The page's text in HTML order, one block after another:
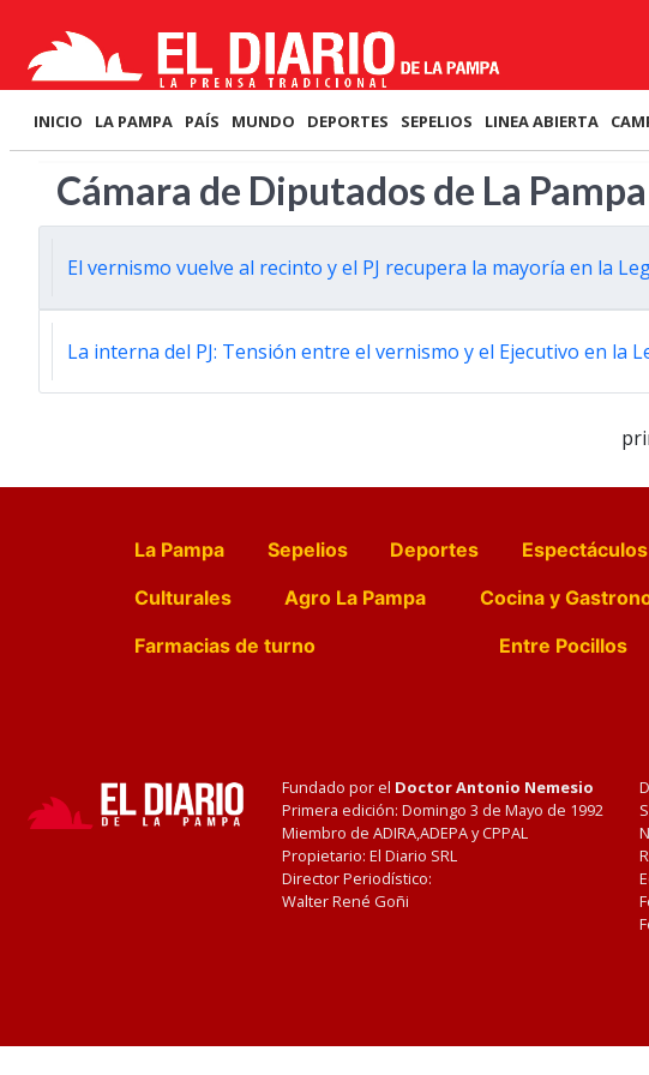
INICIO LA PAMPA PAÍS MUNDO DEPORTES SEPELIOS LINEA ABIERTA
Cámara de Diputados de La Pampa
El vernismo vuelve al recinto y el PJ recupera la mayoría en la
La interna del PJ: Tensión entre el vernismo y el Ejecutivo en la
La Pampa Sepelios Deportes Espectáculos
Culturales
Agro La Pampa Cocina y
Farmacias de turno
Entre Pocillos
Fundado por el Doctor Antonio Nemesio
Primera edición: Domingo 3 de Mayo de 1992
Miembro de ADIRA,ADEPA y CPPAL
Propietario: El Diario SRL
Director Periodístico:
Walter René Goñi